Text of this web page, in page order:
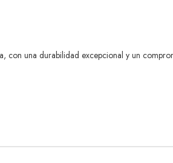
con una durabilidad excepcional y un